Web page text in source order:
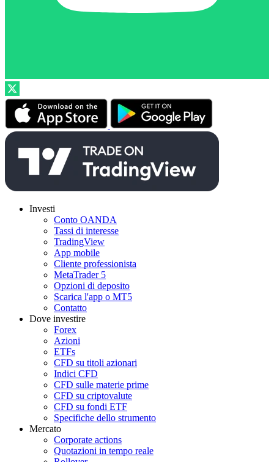
Investi
Conto OANDA
Tassi di interesse
TradingView
App mobile
Cliente professionista
MetaTrader 5
Opzioni di deposito
Scarica l'app o MT5
Contatto
Dove investire
Forex
Azioni
ETFs
CFD su titoli azionari
Indici CFD
CFD sulle materie prime
CFD su criptovalute
CFD su fondi ETF
Specifiche dello strumento
Mercato
Corporate actions
Quotazioni in tempo reale